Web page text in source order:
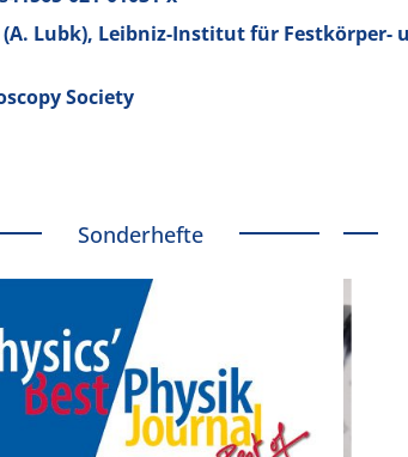
Lubk), Leibniz-Institut für Festkörper-
Society
Sonderhefte